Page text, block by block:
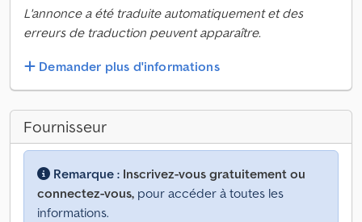
L'annonce a été traduite automatiquement et des
erreurs de traduction peuvent apparaître.
Demander plus d'informations
Fournisseur
Remarque : Inscrivez-vous gratuitement ou
connectez-vous, pour accéder à toutes les
informations.